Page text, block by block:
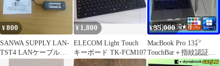
¥800
SANWA SUPPLY LAN-
TST4 LANケーブルテ
スター 本体
¥ 1,800
ELECOM Light Touch
キーボード TK-FCM107
¥35,000
MacBook Pro 13㌅
TouchBar＋指紋認証
Win11＋オフィス